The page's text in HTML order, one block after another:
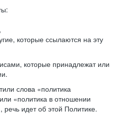
которые ссылаются на эту
которые принадлежат или
слова «политика
«политика в отношении
идет об этой Политике.